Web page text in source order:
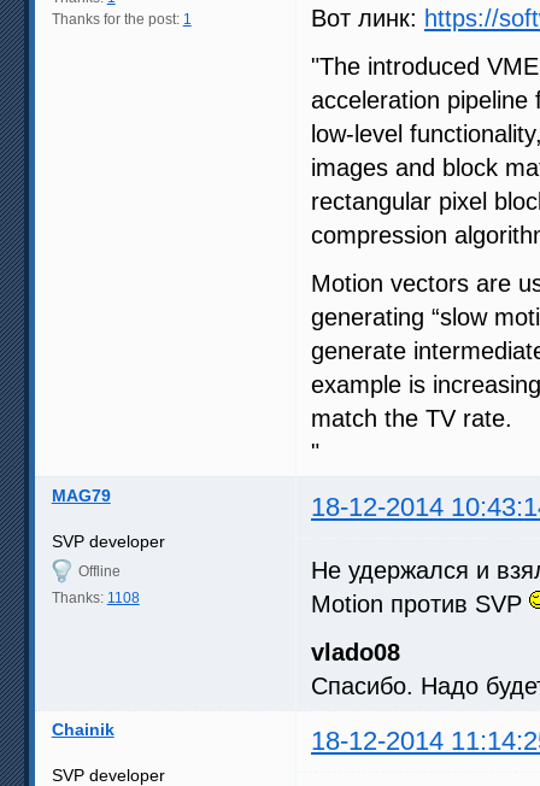
Thanks for the post: 1 Вот линк: https://
"The introduced
acceleration pipeline
low-level
images and block
rectangular pixel
compression
Motion vectors are
generating “slow
generate
example is
match the TV rate.
"
MAG79 18-12-2014
SVP developer
Offline
Thanks: 1108
Не удержался и
Motion против SVP
vlado08
Спасибо. Надо
Chainik 18-12-2014
SVP developer